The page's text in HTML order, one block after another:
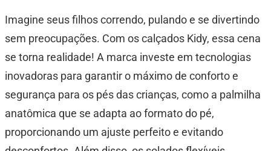
Imagine seus filhos correndo, pulando e se divertindo
sem preocupações. Com os calçados Kidy, essa cena
se torna realidade! A marca investe em tecnologias
inovadoras para garantir o máximo de conforto e
segurança para os pés das crianças, como a palmilha
anatômica que se adapta ao formato do pé,
proporcionando um ajuste perfeito e evitando